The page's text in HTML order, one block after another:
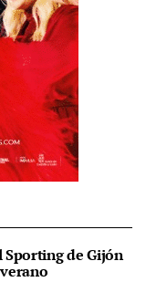
Sporting de Gijón